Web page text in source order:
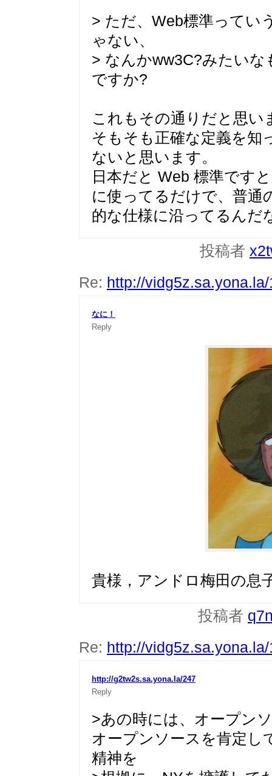
> ただ、Web標準ってい
ゃない、
> なんかww3C?みたい
ですか?
これもその通りだと思い
そもそも正確な定義を知
ないと思います。
日本だと Web 標準です
に使ってるだけで、普通
的な仕様に沿ってるんだ
投稿者
Re: http://
なに！
Reply
貴様，アンドロ梅田の息
投稿者
Re: http://
http://g2tw2s.sa.yona.la/247
Reply
>あの時には、オープン
オープンソースを肯定し
精神を